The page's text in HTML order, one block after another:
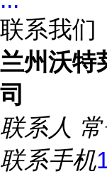
联系我们
兰州沃特
司
联系人
联系手机